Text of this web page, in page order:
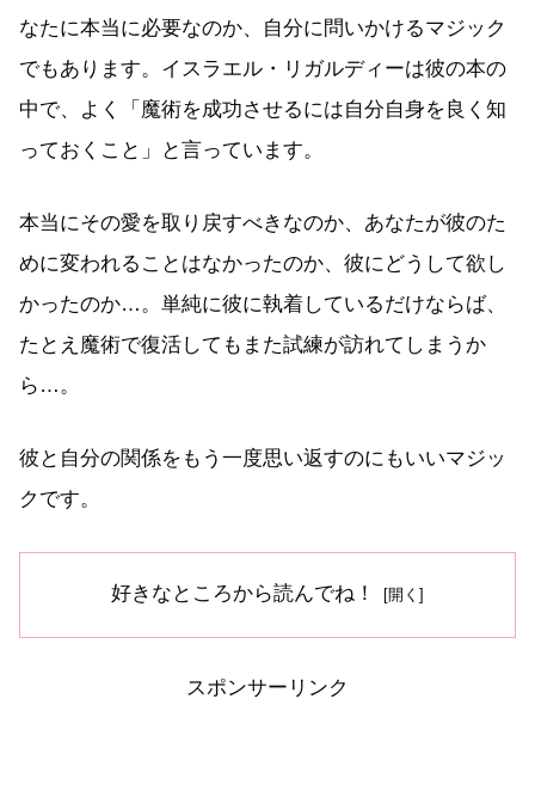
なたに本当に必要なのか、自分に問いかけるマジック
でもあります。イスラエル・リガルディーは彼の本の
中で、よく「魔術を成功させるには自分自身を良く知
っておくこと」と言っています。
本当にその愛を取り戻すべきなのか、あなたが彼のた
めに変われることはなかったのか、彼にどうして欲し
かったのか…。単純に彼に執着しているだけならば、
たとえ魔術で復活してもまた試練が訪れてしまうか
ら…。
彼と自分の関係をもう一度思い返すのにもいいマジッ
クです。
好きなところから読んでね！
スポンサーリンク